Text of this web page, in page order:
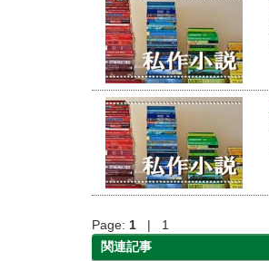
Page: 1 | 1
関連記事